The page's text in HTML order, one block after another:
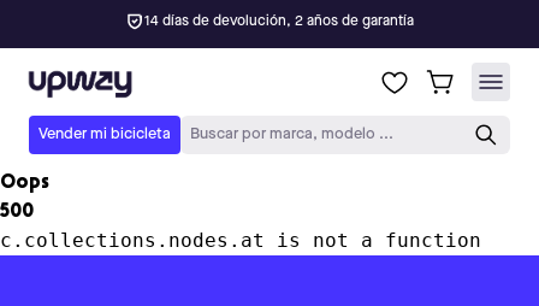
14 días de devolución, 2 años de garantía
Upway
Vender mi bicicleta Buscar por marca, modelo ...
Oops
500
c.collections.nodes.at is not a function